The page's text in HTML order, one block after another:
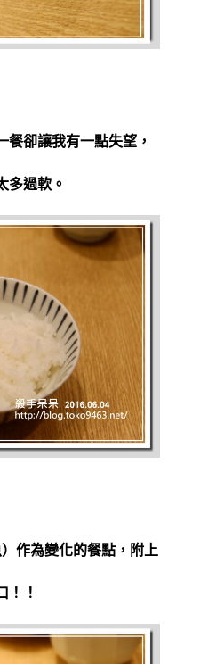
餐卻讓我有一點失望，
多過軟。
作為變化的餐點，附上
！！